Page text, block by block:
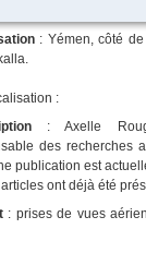
: Yémen, côté de
:
: Axelle
des recherches
publication est
ont déjà été
: prises de vues